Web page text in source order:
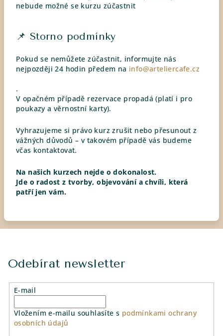
nebude možné se kurzu zúčastnit
📌 Storno podmínky
Pokud se nemůžete zúčastnit, informujte nás
nejpozději 24 hodin předem na info@arteliercafe.cz
.
V opačném případě rezervace propadá (platí i pro
poukazy a věrnostní karty).
Vyhrazujeme si právo kurz zrušit nebo přesunout z
vážných důvodů – v takovém případě vás budeme
včas kontaktovat.
Na našich kurzech nejde o dokonalost.
Jde o radost z tvorby, objevování a chvíli, která
patří jen vám.
Odebírat newsletter
E-mail
Vložením e-mailu souhlasíte s podmínkami ochrany
osobních údajů